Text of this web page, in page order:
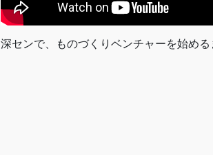
深センで、ものづくりベンチャーを始める